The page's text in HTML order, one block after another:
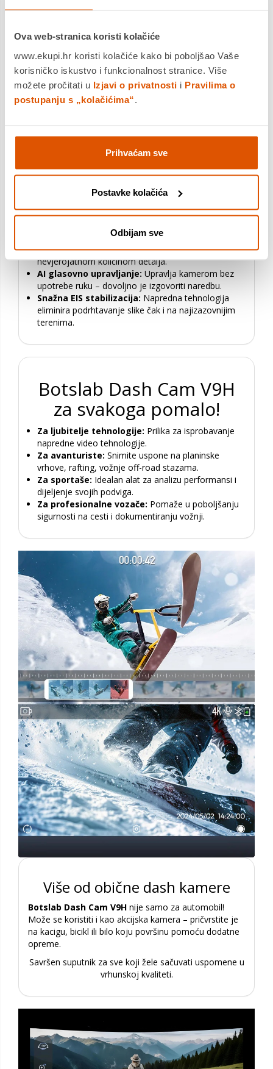
Ova web-stranica koristi kolačiće
www.ekupi.hr koristi kolačiće kako bi poboljšao Vaše
korisničko iskustvo i funkcionalnost stranice. Više
možete pročitati u Izjavi o privatnosti i Pravilima o
postupanju s „kolačićima“
Prihvaćam sve
Postavke kolačića
Odbijam sve
Botslab Dash Cam V9H?
pouzdanost i nezaboravne uspomene.
Snažna EIS stabilizacija.
Bluetooth, Wi-Fi, AI glasovno
upravljanje.
Sigurnost na prvom mjestu:U slučaju nesreće,
4K rezolucija:Kristalno jasne snimke s
nevjerojatnom količinom detalja.
AI glasovno upravljanje: Upravlja kamerom bez
upotrebe ruku – dovoljno je izgovoriti naredbu.
Snažna EIS stabilizacija: Napredna tehnologija
eliminira podrhtavanje slike čak i na najizazovnijim
terenima.
Botslab Dash Cam V9H
za svakoga pomalo!
Za ljubitelje tehnologije: Prilika za isprobavanje
napredne video tehnologije.
Za avanturiste: Snimite uspone na planinske
vrhove, rafting, vožnje off-road stazama.
Za sportaše: Idealan alat za analizu performansi i
dijeljenje svojih podviga.
Za profesionalne vozače: Pomaže u poboljšanju
sigurnosti na cesti i dokumentiranju vožnji.
Više od obične dash kamere
Botslab Dash Cam V9H nije samo za automobil!
Može se koristiti i kao akcijska kamera – pričvrstite je
na kacigu, bicikl ili bilo koju površinu pomoću dodatne
opreme.
Savršen suputnik za sve koji žele sačuvati uspomene u
vrhunskoj kvaliteti.